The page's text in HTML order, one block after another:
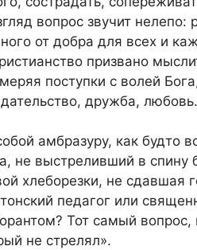
вопрос звучит нелепо:
от добра для всех и
призвано
поступки с волей
дружба, любовь.
амбразуру, как будто
не выстреливший в спину
хлеборезки, не сдавшая
педагог или
Тот самый
не стрелял».